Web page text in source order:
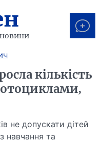
новини
кількість
не допускати дітей
навчання та